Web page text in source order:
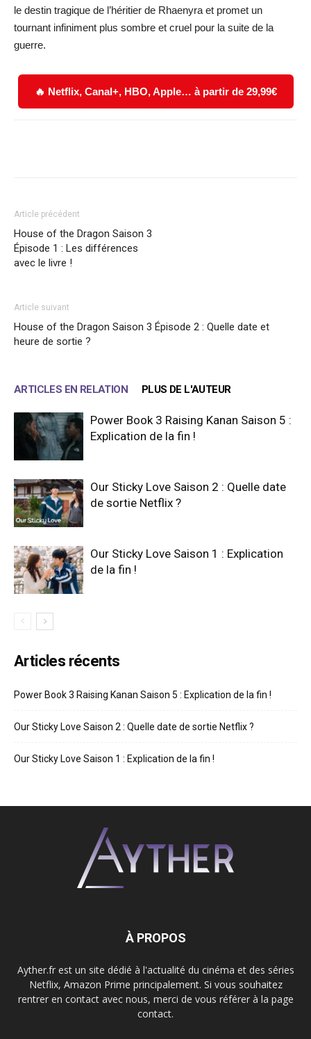
le destin tragique de l’héritier de Rhaenyra et promet un
tournant infiniment plus sombre et cruel pour la suite de la
guerre.
🔥 Netflix, Canal+, HBO, Apple… à partir de 29,99€
Article précédent
House of the Dragon Saison 3
Épisode 1 : Les différences
avec le livre !
Article suivant
House of the Dragon Saison 3 Épisode 2 : Quelle date et
heure de sortie ?
ARTICLES EN RELATION PLUS DE L'AUTEUR
Power Book 3 Raising Kanan Saison 5 :
Explication de la fin !
Our Sticky Love Saison 2 : Quelle date
de sortie Netflix ?
Our Sticky Love Saison 1 : Explication
de la fin !
Articles récents
Power Book 3 Raising Kanan Saison 5 : Explication de la fin !
Our Sticky Love Saison 2 : Quelle date de sortie Netflix ?
Our Sticky Love Saison 1 : Explication de la fin !
À PROPOS
Ayther.fr est un site dédié à l'actualité du cinéma et des séries
Netflix, Amazon Prime principalement. Si vous souhaitez
rentrer en contact avec nous, merci de vous référer à la page
contact.